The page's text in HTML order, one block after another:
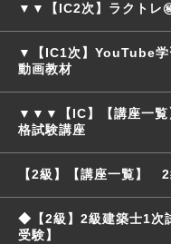
▼▼【IC2次】ラクトレ
▼【IC1次】YouTube学
動画教材
▼▼▼【IC】【講座一覧
格試験講座
【2級】【講座一覧】
◆【2級】2級建築士1次
受験】